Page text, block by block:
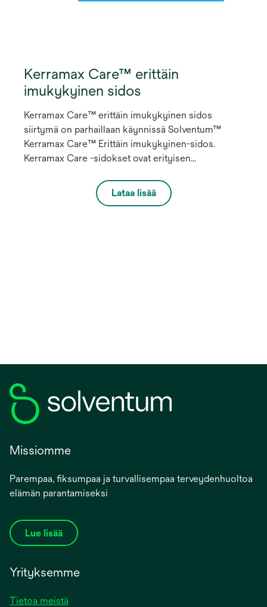
Kerramax Care™ erittäin
imukykyinen sidos
Kerramax Care™ erittäin imukykyinen sidos
siirtymä on parhaillaan käynnissä Solventum™
Kerramax Care™ Erittäin imukykyinen-sidos.
Kerramax Care -sidokset ovat erityisen
itseensä suuria määriä haavaeritettä¹ *.
Ainutlaatuinen kosteudensiirtokerros jakaa
Lataa lisää
Missiomme
Parempaa, fiksumpaa ja turvallisempaa terveydenhuoltoa
elämän parantamiseksi
Lue lisää
Yrityksemme
Tietoa meistä